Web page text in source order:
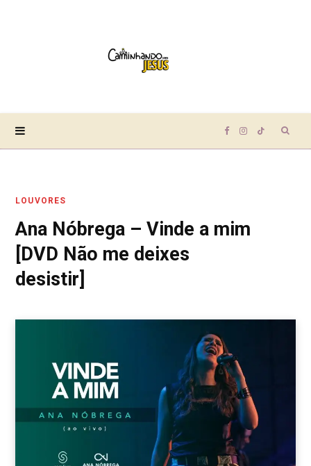
F
e
k
I
t
m
T
LOUVORES
Ana Nóbrega – Vinde a mim
[DVD Não me deixes
desistir]